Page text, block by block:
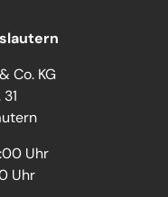
Co. KG
Uhr
Uhr